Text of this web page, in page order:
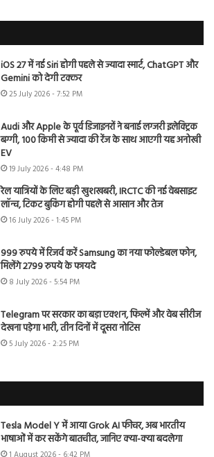
iOS 27 में नई Siri होगी पहले से ज्यादा स्मार्ट, ChatGPT और
Gemini को देगी टक्कर
25 July 2026 - 7:52 PM
Audi और Apple के पूर्व डिजाइनरों ने बनाई लग्जरी इलेक्ट्रिक
बग्गी, 100 किमी से ज्यादा की रेंज के साथ आएगी यह अनोखी
EV
19 July 2026 - 4:48 PM
रेल यात्रियों के लिए बड़ी खुशखबरी, IRCTC की नई वेबसाइट
लॉन्च, टिकट बुकिंग होगी पहले से आसान और तेज
16 July 2026 - 1:45 PM
999 रुपये में रिजर्व करें Samsung का नया फोल्डेबल फोन,
मिलेंगे 2799 रुपये के फायदे
8 July 2026 - 5:54 PM
Telegram पर सरकार का बड़ा एक्शन, फिल्में और वेब सीरीज
देखना पड़ेगा भारी, तीन दिनों में दूसरा नोटिस
5 July 2026 - 2:25 PM
Tesla Model Y में आया Grok AI फीचर, अब भारतीय
भाषाओं में कर सकेंगे बातचीत, जानिए क्या-क्या बदलेगा